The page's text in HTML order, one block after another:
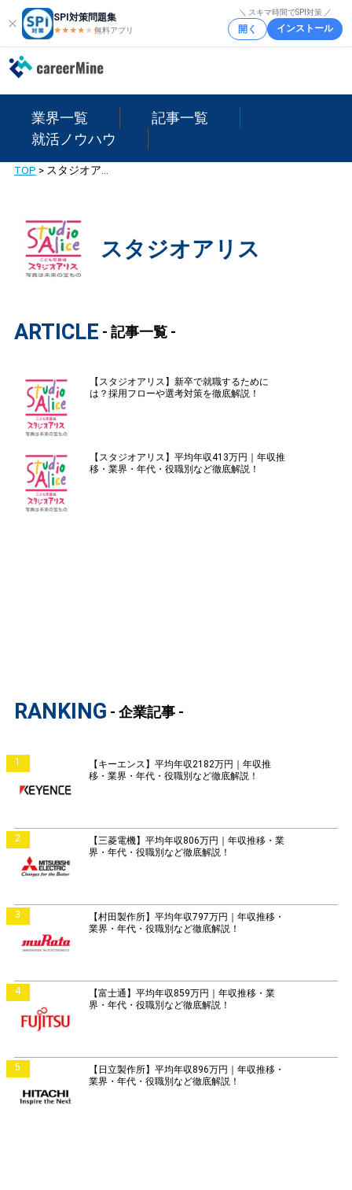
SPI対策問題集
★★★★ ★★
無料アプリ
＼ スキマ時間でSPI対策 ／
開く インストール
業界一覧
記事一覧
就活ノウハウ
TOP >
スタジオアリス
ARTICLE - 記事一覧 -
【スタジオアリス】新卒で就職するために
は？採用フローや選考対策を徹底解説！
【スタジオアリス】平均年収413万円｜年収推
移・業界・年代・役職別など徹底解説！
RANKING - 企業記事 -
1
【キーエンス】平均年収2182万円｜年収推
移・業界・年代・役職別など徹底解説！
2
【三菱電機】平均年収806万円｜年収推移・業
界・年代・役職別など徹底解説！
3
【村田製作所】平均年収797万円｜年収推移・
業界・年代・役職別など徹底解説！
4
【富士通】平均年収859万円｜年収推移・業
界・年代・役職別など徹底解説！
5
【日立製作所】平均年収896万円｜年収推移・
業界・年代・役職別など徹底解説！